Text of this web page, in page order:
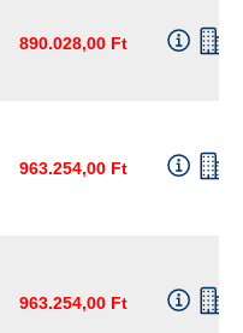
890.028,00 Ft
963.254,00 Ft
963.254,00 Ft